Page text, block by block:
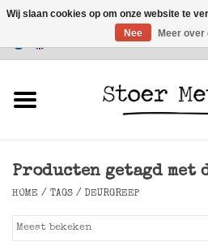
Klantenservice
Verlichting
Producten getagd met
HOME / TAGS / DEURGREEP
Wij slaan cookies op om onze website te
Nee
Meer over